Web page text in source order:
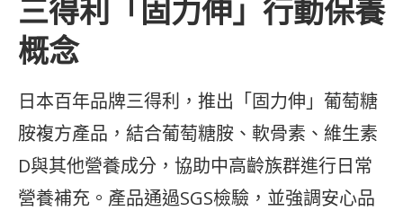
三得利「固力伸」行動保養
概念
日本百年品牌三得利，推出「固力伸」葡萄糖
胺複方產品，結合葡萄糖胺、軟骨素、維生素
D與其他營養成分，協助中高齡族群進行日常
營養補充。產品通過SGS檢驗，並強調安心品